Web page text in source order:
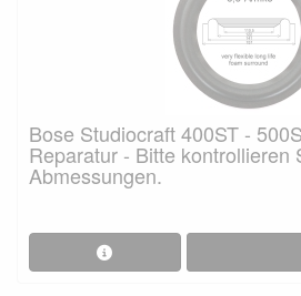
Bose Studiocraft 400ST -
Reparatur - Bitte kontrollieren
Abmessungen.